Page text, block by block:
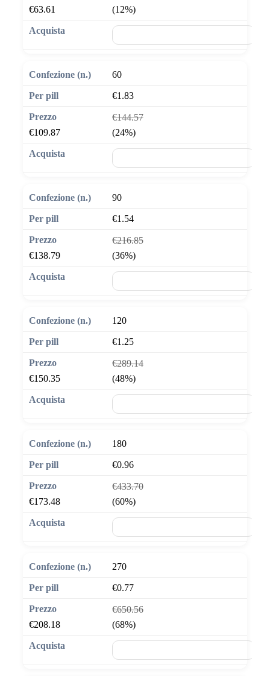
€63.61
(12%)
60
€1.83
€144.57
€109.87
(24%)
90
€1.54
€216.85
€138.79
(36%)
120
€1.25
€289.14
€150.35
(48%)
180
€0.96
€433.70
€173.48
(60%)
270
€0.77
€650.56
€208.18
(68%)